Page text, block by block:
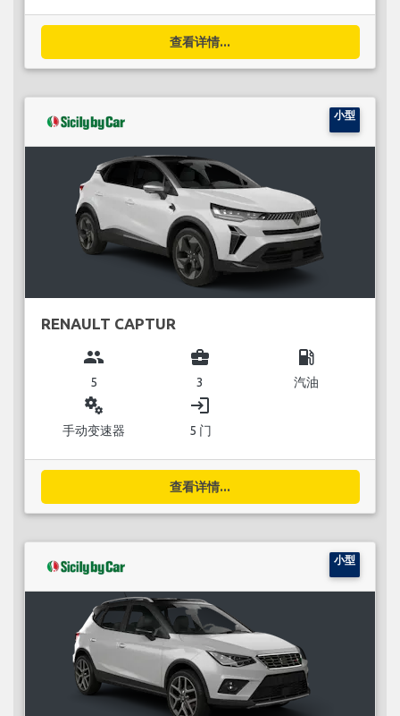
查看详情...
小型
RENAULT CAPTUR
group
5
business_center
3
local_gas_station
汽油
miscellaneous_services
手动变速器
login
5 门
查看详情...
小型